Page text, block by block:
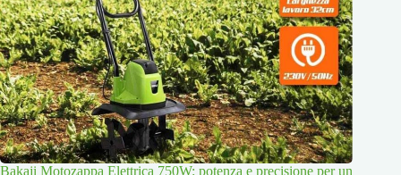
Bakaji Motozappa Elettrica 750W: potenza e precisione per un